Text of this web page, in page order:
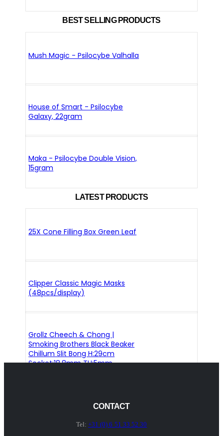
BEST SELLING PRODUCTS
Mush Magic - Psilocybe Valhalla
House of Smart - Psilocybe
Galaxy, 22gram
Maka - Psilocybe Double Vision,
15gram
LATEST PRODUCTS
25X Cone Filling Box Green Leaf
Clipper Classic Magic Masks
(48pcs/display)
Grollz Cheech & Chong |
Smoking Brothers Black Beaker
Chillum Slit Bong H:29cm
Socket:18.8mm TH:5mm
CONTACT
Tel: +31 (0) 6 51 33 52 30